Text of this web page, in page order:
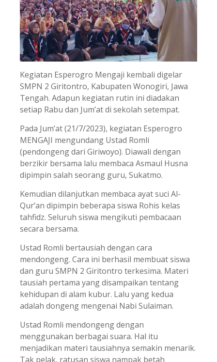
Kegiatan Esperogro Mengaji kembali digelar
SMPN 2 Giritontro, Kabupaten Wonogiri, Jawa
Tengah. Adapun kegiatan rutin ini diadakan
setiap Rabu dan Jum’at di sekolah setempat.
Pada Jum’at (21/7/2023), kegiatan Esperogro
MENGAJI mengundang Ustad Romli
(pendongeng dari Giriwoyo). Diawali dengan
berzikir bersama lalu membaca Asmaul Husna
dipimpin salah seorang guru, Sukatmo.
Kemudian dilanjutkan membaca ayat suci Al-
Qur’an dipimpin beberapa siswa Rohis kelas
tahfidz. Seluruh siswa mengikuti pembacaan
secara bersama.
Ustad Romli bertausiah dengan cara
mendongeng. Cara ini berhasil membuat siswa
dan guru SMPN 2 Giritontro terkesima. Materi
tausiah pertama yang disampaikan tentang
kehidupan di alam kubur. Lalu yang kedua
adalah dongeng mengenai Nabi Sulaiman.
Ustad Romli mendongeng dengan
menggunakan berbagai suara. Hal itu
menjadikan materi tausiahnya semakin menarik.
Tak pelak, ratusan siswa nampak betah